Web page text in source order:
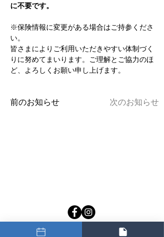
に不要です。
※保険情報に変更がある場合はご持参くださ
い。
皆さまによりご利用いただきやすい体制づく
りに努めてまいります。ご理解とご協力のほ
ど、よろしくお願い申し上げます。
前のお知らせ 次のお知らせ
整形外科 ペインクリニック